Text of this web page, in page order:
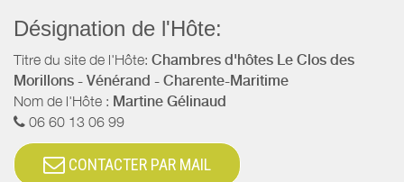
Désignation de l'Hôte:
Titre du site de l'Hôte: Chambres d'hôtes Le Clos des
Morillons - Vénérand - Charente-Maritime
Nom de l'Hôte : Martine Gélinaud
06 60 13 06 99
CONTACTER PAR MAIL